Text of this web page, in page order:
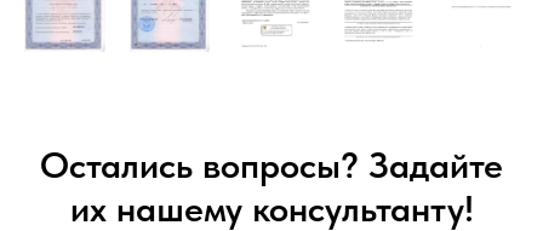
Остались вопросы? Задайте
их нашему консультанту!